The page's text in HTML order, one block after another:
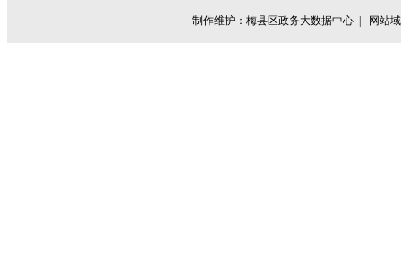
制作维护：梅县区政务大数据中心 | 网站